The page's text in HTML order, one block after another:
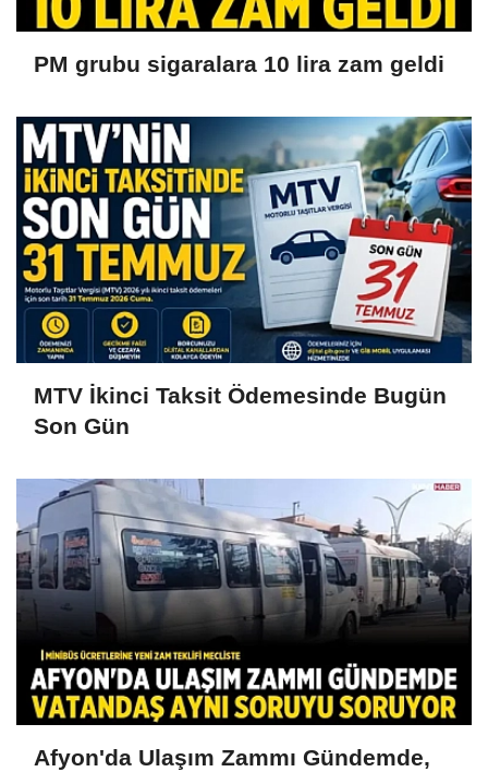
PM grubu sigaralara 10 lira zam geldi
MTV İkinci Taksit Ödemesinde Bugün
Son Gün
Afyon'da Ulaşım Zammı Gündemde,